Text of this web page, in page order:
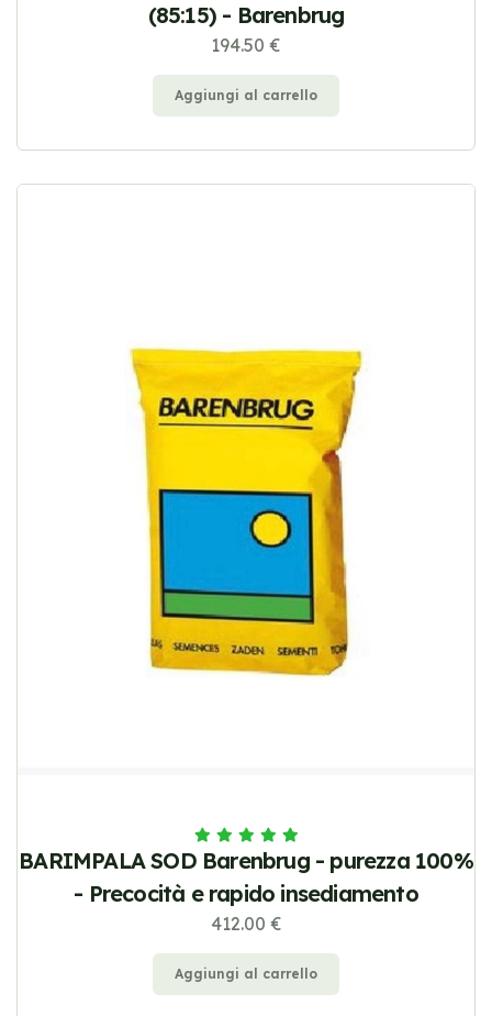
(85:15) - Barenbrug
194.50 €
Aggiungi al carrello
BARIMPALA SOD Barenbrug - purezza 100%
- Precocità e rapido insediamento
412.00 €
Aggiungi al carrello